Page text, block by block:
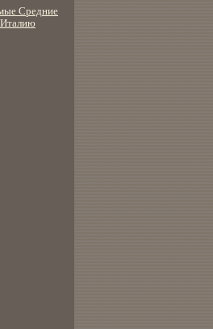
Средние
Италию